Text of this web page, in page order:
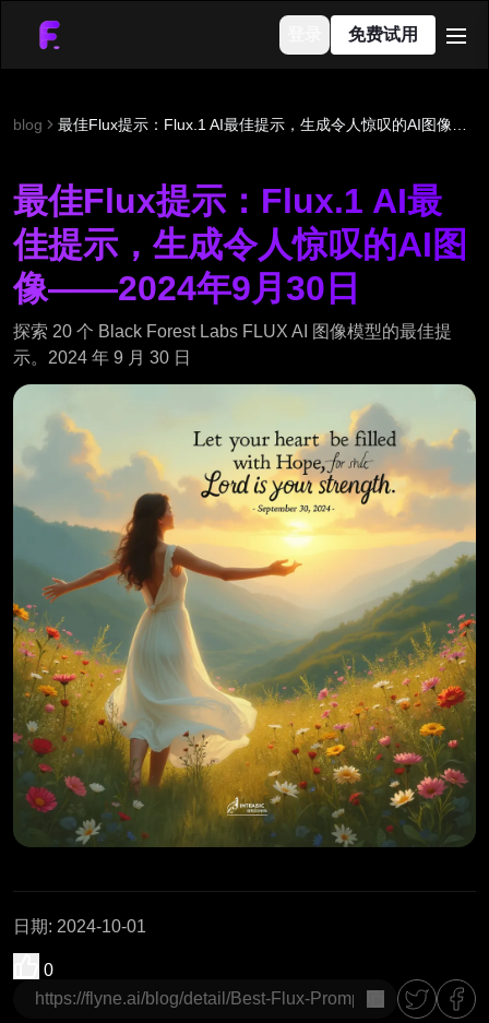
免费试用
blog
最佳Flux提示：Flux.1 AI最
佳提示，生成令人惊叹的AI图
像——2024年9月30日
探索 20 个 Black Forest Labs FLUX AI 图像模型的最佳提
示。2024 年 9 月 30 日
日期: 2024-10-01
0
复制